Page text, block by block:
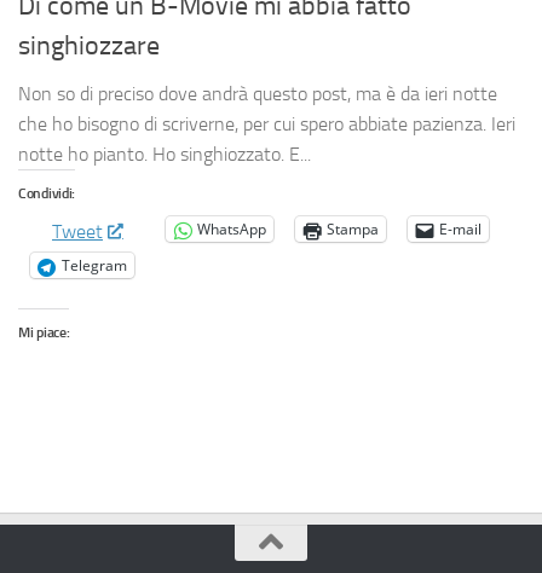
singhiozzare
Non so di preciso dove andrà questo post, ma è da ieri notte
che ho bisogno di scriverne, per cui spero abbiate pazienza. Ieri
notte ho pianto. Ho singhiozzato. E...
Condividi:
Tweet WhatsApp Stampa
E-mail
Telegram
Mi piace: